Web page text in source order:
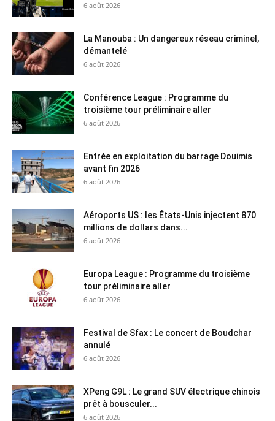
6 août 2026
La Manouba : Un dangereux réseau criminel,
démantelé
6 août 2026
Conférence League : Programme du
troisième tour préliminaire aller
6 août 2026
Entrée en exploitation du barrage Douimis
avant fin 2026
6 août 2026
Aéroports US : les États-Unis injectent 870
millions de dollars dans...
6 août 2026
Europa League : Programme du troisième
tour préliminaire aller
6 août 2026
Festival de Sfax : Le concert de Boudchar
annulé
6 août 2026
XPeng G9L : Le grand SUV électrique chinois
prêt à bousculer...
6 août 2026